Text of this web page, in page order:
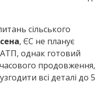
сільського
, ЄС не планує
однак готовий
продовження,
всі деталі до 5